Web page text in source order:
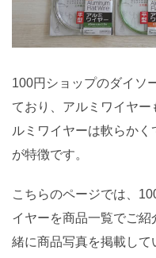
100円ショップのダイソ
ており、アルミワイヤ
ルミワイヤーは軟らか
が特徴です。
こちらのページでは、
イヤーを商品一覧でご
緒に商品写真を掲載して